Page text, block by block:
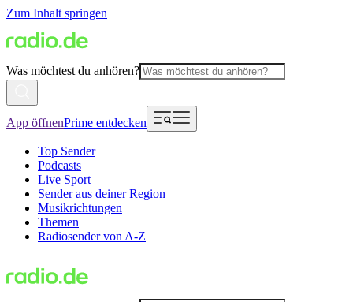
Zum Inhalt springen
Was möchtest du anhören?
App öffnenPrime entdecken
Top Sender
Podcasts
Live Sport
Sender aus deiner Region
Musikrichtungen
Themen
Radiosender von A-Z